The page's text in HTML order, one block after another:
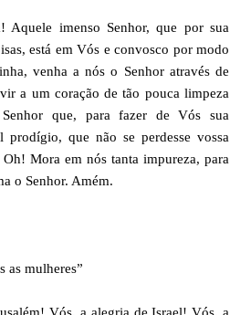
Aquele imenso Senhor, que por sua
está em Vós e convosco por modo
venha a nós o Senhor através de
a um coração de tão pouca limpeza
que, para fazer de Vós sua
prodígio, que não se perdesse vossa
Mora em nós tanta impureza, para
o Senhor. Amém.
as mulheres”
Vós, a alegria de Israel! Vós, a